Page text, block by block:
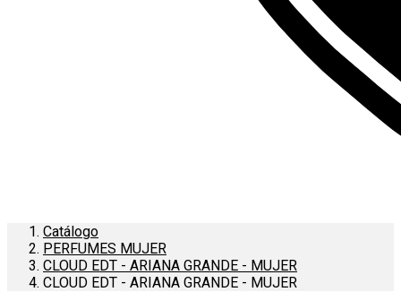
Catálogo
PERFUMES MUJER
CLOUD EDT - ARIANA GRANDE - MUJER
CLOUD EDT - ARIANA GRANDE - MUJER